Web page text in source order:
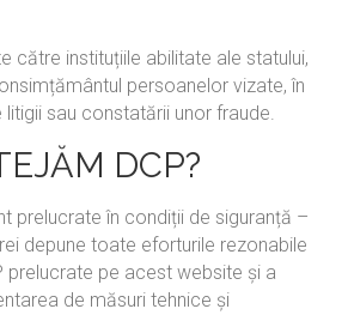
către instituțiile abilitate ale statului,
persoanelor vizate, în
litigii sau constatării unor fraude.
DCP?
prelucrate în condiții de siguranță –
depune toate eforturile rezonabile
prelucrate pe acest website și a
de măsuri tehnice și